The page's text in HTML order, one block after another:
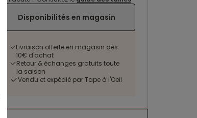
Disponibilités en magasin
Livraison offerte en magasin dès
10€ d'achat
Retour & échanges gratuits toute
la saison
Vendu et expédié par Tape à l'Oeil